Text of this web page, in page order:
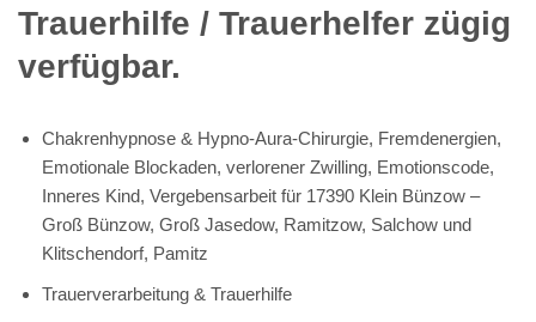
Trauerhilfe / Trauerhelfer zügig
verfügbar.
Chakrenhypnose & Hypno-Aura-Chirurgie, Fremdenergien,
Emotionale Blockaden, verlorener Zwilling, Emotionscode,
Inneres Kind, Vergebensarbeit für 17390 Klein Bünzow –
Groß Bünzow, Groß Jasedow, Ramitzow, Salchow und
Klitschendorf, Pamitz
Trauerverarbeitung & Trauerhilfe